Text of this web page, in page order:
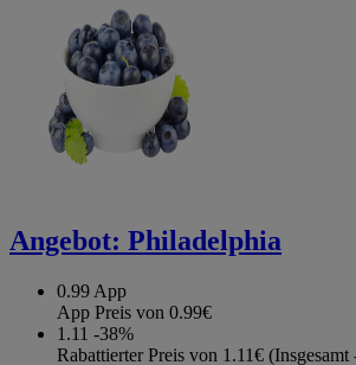
Angebot: Philadelphia
0.99 App
App Preis von 0.99€
1.11 -38%
Rabattierter Preis von 1.11€ (Insgesamt